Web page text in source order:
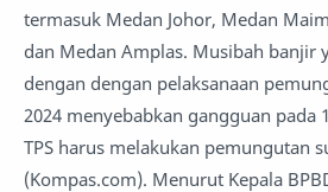
termasuk Medan Johor, Medan
dan Medan Amplas. Musibah banjir
dengan dengan pelaksanaan
2024 menyebabkan gangguan pada
TPS harus melakukan pemungutan
(Kompas.com). Menurut Kepala